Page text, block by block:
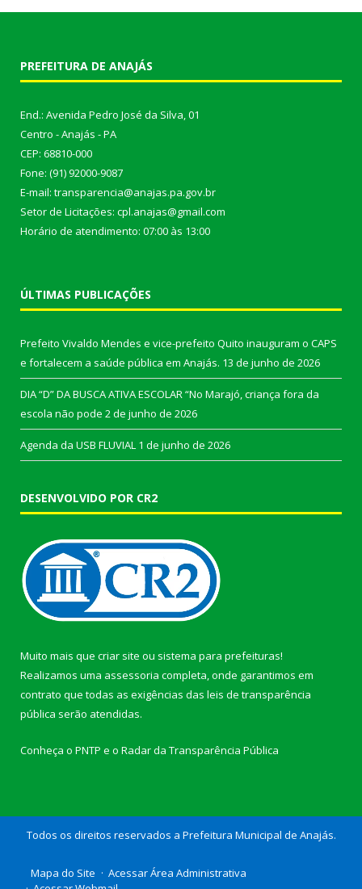
PREFEITURA DE ANAJÁS
End.: Avenida Pedro José da Silva, 01
Centro - Anajás - PA
CEP: 68810-000
Fone: (91) 92000-9087
E-mail: transparencia@anajas.pa.gov.br
Setor de Licitações: cpl.anajas@gmail.com
Horário de atendimento: 07:00 às 13:00
ÚLTIMAS PUBLICAÇÕES
Prefeito Vivaldo Mendes e vice-prefeito Quito inauguram o CAPS
e fortalecem a saúde pública em Anajás. 13 de junho de 2026
DIA “D” DA BUSCA ATIVA ESCOLAR “No Marajó, criança fora da
escola não pode 2 de junho de 2026
Agenda da USB FLUVIAL 1 de junho de 2026
DESENVOLVIDO POR CR2
Muito mais que criar site ou sistema para prefeituras!
Realizamos uma assessoria completa, onde garantimos em
contrato que todas as exigências das leis de transparência
pública serão atendidas.
Conheça o PNTP e o Radar da Transparência Pública
Todos os direitos reservados a Prefeitura Municipal de Anajás.
Mapa do Site
Acessar Área Administrativa